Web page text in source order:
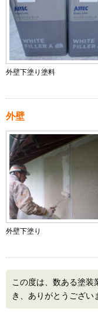
外壁下塗り塗料
外壁
外壁下塗り
この度は、数ある塗装
き、ありがとうござい